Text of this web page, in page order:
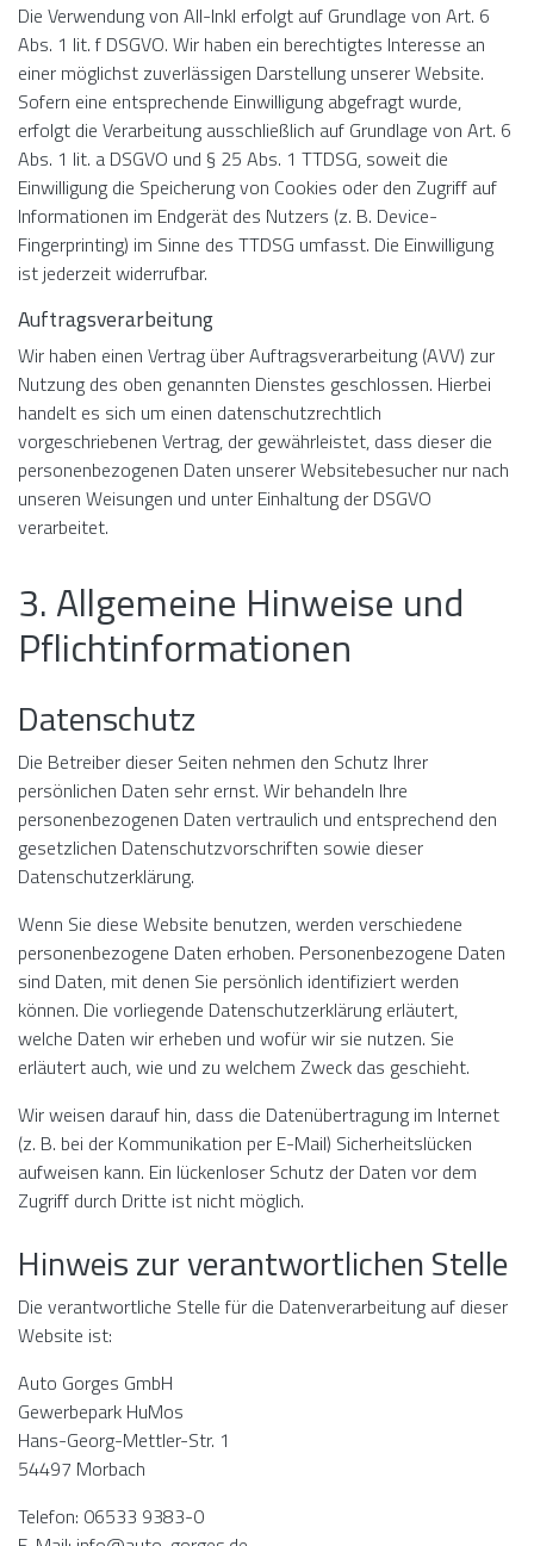
Die Verwendung von All-Inkl erfolgt auf Grundlage von Art. 6
Abs. 1 lit. f DSGVO. Wir haben ein berechtigtes Interesse an
einer möglichst zuverlässigen Darstellung unserer Website.
Sofern eine entsprechende Einwilligung abgefragt wurde,
erfolgt die Verarbeitung ausschließlich auf Grundlage von Art. 6
Abs. 1 lit. a DSGVO und § 25 Abs. 1 TTDSG, soweit die
Einwilligung die Speicherung von Cookies oder den Zugriff auf
Informationen im Endgerät des Nutzers (z. B. Device-
Fingerprinting) im Sinne des TTDSG umfasst. Die Einwilligung
ist jederzeit widerrufbar.
Auftragsverarbeitung
Wir haben einen Vertrag über Auftragsverarbeitung (AVV) zur
Nutzung des oben genannten Dienstes geschlossen. Hierbei
handelt es sich um einen datenschutzrechtlich
vorgeschriebenen Vertrag, der gewährleistet, dass dieser die
personenbezogenen Daten unserer Websitebesucher nur nach
unseren Weisungen und unter Einhaltung der DSGVO
verarbeitet.
3. Allgemeine Hinweise und
Pflicht­informationen
Datenschutz
Die Betreiber dieser Seiten nehmen den Schutz Ihrer
persönlichen Daten sehr ernst. Wir behandeln Ihre
personenbezogenen Daten vertraulich und entsprechend den
gesetzlichen Datenschutzvorschriften sowie dieser
Datenschutzerklärung.
Wenn Sie diese Website benutzen, werden verschiedene
personenbezogene Daten erhoben. Personenbezogene Daten
sind Daten, mit denen Sie persönlich identifiziert werden
können. Die vorliegende Datenschutzerklärung erläutert,
welche Daten wir erheben und wofür wir sie nutzen. Sie
erläutert auch, wie und zu welchem Zweck das geschieht.
Wir weisen darauf hin, dass die Datenübertragung im Internet
(z. B. bei der Kommunikation per E-Mail) Sicherheitslücken
aufweisen kann. Ein lückenloser Schutz der Daten vor dem
Zugriff durch Dritte ist nicht möglich.
Hinweis zur verantwortlichen Stelle
Die verantwortliche Stelle für die Datenverarbeitung auf dieser
Website ist:
Auto Gorges GmbH
Gewerbepark HuMos
Hans-Georg-Mettler-Str. 1
54497 Morbach
Telefon: 06533 9383-0